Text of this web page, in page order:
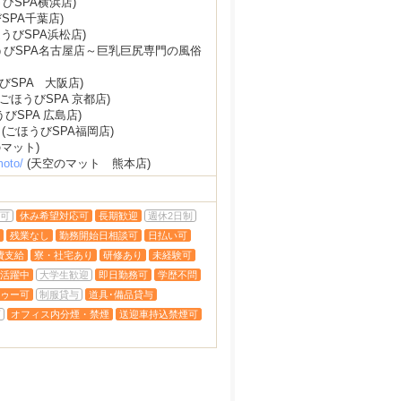
千葉店)
びSPA浜松店)
びSPA名古屋店～巨乳巨尻専門の風俗
SPA 大阪店)
ほうびSPA 京都店)
びSPA 広島店)
(ごほうびSPA福岡店)
ット)
(天空のマット 熊本店)
休み希望対応可 長期歓迎
週休2日制
残業なし 勤務開始日相談可
日払い可
支給 寮・社宅あり 研修あり
未経験可
躍中 大学生歓迎 即日勤務可
学歴不問
ー可 制服貸与
道具･備品貸与
オフィス内分煙・禁煙
送迎車持込禁煙可